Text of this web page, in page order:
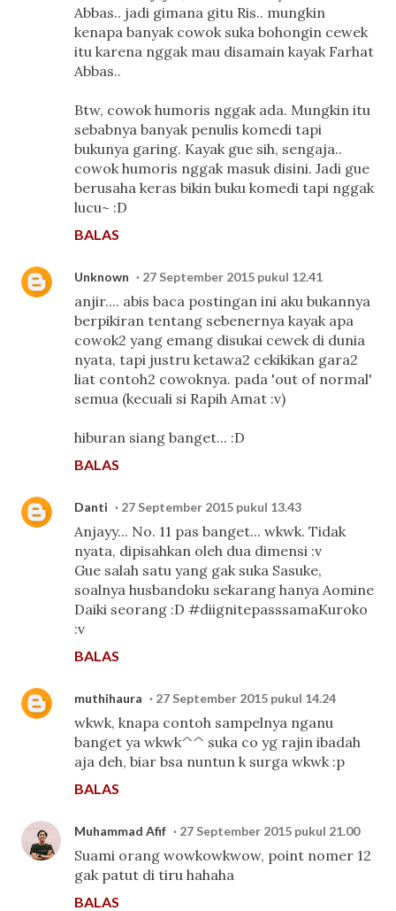
Abbas.. jadi gimana gitu Ris.. mungkin
kenapa banyak cowok suka bohongin cewek
itu karena nggak mau disamain kayak Farhat
Abbas..
Btw, cowok humoris nggak ada. Mungkin itu
sebabnya banyak penulis komedi tapi
bukunya garing. Kayak gue sih, sengaja..
cowok humoris nggak masuk disini. Jadi gue
berusaha keras bikin buku komedi tapi nggak
lucu~ :D
BALAS
Unknown 27 September 2015 pukul 12.41
anjir.... abis baca postingan ini aku bukannya
berpikiran tentang sebenernya kayak apa
cowok2 yang emang disukai cewek di dunia
nyata, tapi justru ketawa2 cekikikan gara2
liat contoh2 cowoknya. pada 'out of normal'
semua (kecuali si Rapih Amat :v)
hiburan siang banget... :D
BALAS
Danti 27 September 2015 pukul 13.43
Anjayy... No. 11 pas banget... wkwk. Tidak
nyata, dipisahkan oleh dua dimensi :v
Gue salah satu yang gak suka Sasuke,
soalnya husbandoku sekarang hanya Aomine
Daiki seorang :D #diignitepasssamaKuroko
:v
BALAS
muthihaura 27 September 2015 pukul 14.24
wkwk, knapa contoh sampelnya nganu
banget ya wkwk^^ suka co yg rajin ibadah
aja deh, biar bsa nuntun k surga wkwk :p
BALAS
Muhammad Afif 27 September 2015 pukul 21.00
Suami orang wowkowkwow, point nomer 12
gak patut di tiru hahaha
BALAS